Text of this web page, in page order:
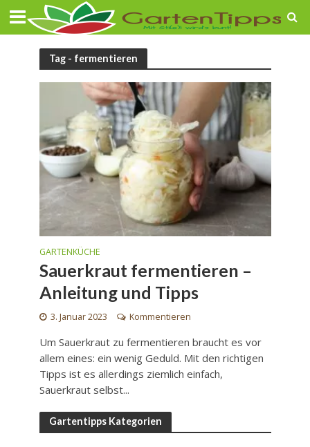
Tag - fermentieren
GARTENKÜCHE
Sauerkraut fermentieren –
Anleitung und Tipps
3. Januar 2023 Kommentieren
Um Sauerkraut zu fermentieren braucht es vor
allem eines: ein wenig Geduld. Mit den richtigen
Tipps ist es allerdings ziemlich einfach,
Sauerkraut selbst...
Gartentipps Kategorien